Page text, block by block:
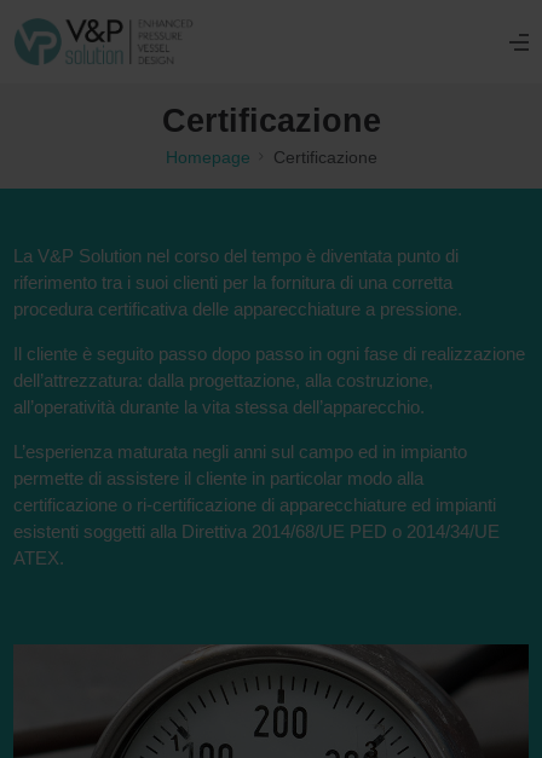
Certificazione
Homepage Certificazione
La V&P Solution nel corso del tempo è diventata punto di
riferimento tra i suoi clienti per la fornitura di una corretta
procedura certificativa delle apparecchiature a pressione.
Il cliente è seguito passo dopo passo in ogni fase di realizzazione
dell’attrezzatura: dalla progettazione, alla costruzione,
all’operatività durante la vita stessa dell’apparecchio.
L’esperienza maturata negli anni sul campo ed in impianto
permette di assistere il cliente in particolar modo alla
certificazione o ri-certificazione di apparecchiature ed impianti
esistenti soggetti alla Direttiva 2014/68/UE PED o 2014/34/UE
ATEX.